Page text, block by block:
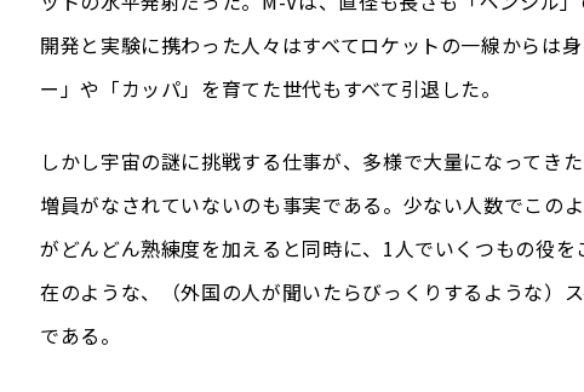
開発と実験に携わった人々はすべてロケットの一線からは
ー」や「カッパ」を育てた世代もすべて引退した。
しかし宇宙の謎に挑戦する仕事が、多様で大量になってき
増員がなされていないのも事実である。少ない人数でこの
がどんどん熟練度を加えると同時に、1人でいくつもの役
在のような、（外国の人が聞いたらびっくりするような）
である。